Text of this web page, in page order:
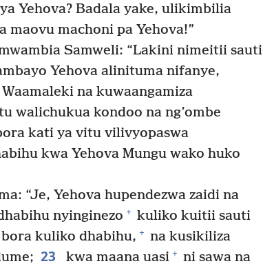
Yehova? Badala yake, ulikimbilia
maovu machoni pa Yehova!”
Samweli: “Lakini nimeitii sauti
Yehova alinituma nifanye,
na kuwaangamiza
walichukua kondoo na ng’ombe
kati ya vitu vilivyopaswa
kwa Yehova Mungu wako huko
“Je, Yehova hupendezwa zaidi na
nyinginezo + kuliko kuitii sauti
bora kuliko dhabihu, + na kusikiliza
23 kwa maana uasi + ni sawa na